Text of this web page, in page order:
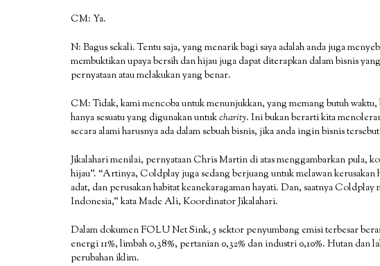
CM: Ya.
N: Bagus sekali. Tentu saja, yang menarik bagi saya adalah anda juga
membuktikan upaya bersih dan hijau juga dapat diterapkan dalam bisnis
pernyataan atau melakukan yang benar.
CM: Tidak, kami mencoba untuk menunjukkan, yang memang butuh
hanya sesuatu yang digunakan untukcharity. Ini bukan berarti kita
secara alami harusnya ada dalam sebuah bisnis, jika anda ingin bisnis
Jikalahari menilai, pernyataan Chris Martin di atas menggambarkan pula,
hijau”. “Artinya, Coldplay juga sedang berjuang untuk melawan kerusakan
adat, dan perusakan habitat keanekaragaman hayati. Dan, saatnya
Indonesia,” kata Made Ali, Koordinator Jikalahari.
Dalam dokumen FOLU Net Sink, 5 sektor penyumbang emisi terbesar
energi 11%, limbah 0,38%, pertanian 0,32% dan industri 0,10%. Hutan dan
perubahan iklim.